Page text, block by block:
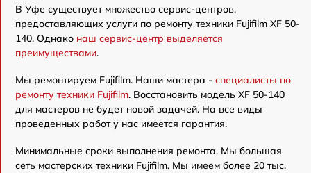
В Уфе существует множество сервис-центров,
предоставляющих услуги по ремонту техники Fujifilm XF 50-
140. Однако наш сервис-центр выделяется
преимуществами.
Мы ремонтируем Fujifilm. Наши мастера - специалисты по
ремонту техники Fujifilm. Восстановить модель XF 50-140
для мастеров не будет новой задачей. На все виды
проведенных работ у нас имеется гарантия.
Минимальные сроки выполнения ремонта. Мы большая
сеть мастерских техники Fujifilm. Мы имеем более 20 тыс.